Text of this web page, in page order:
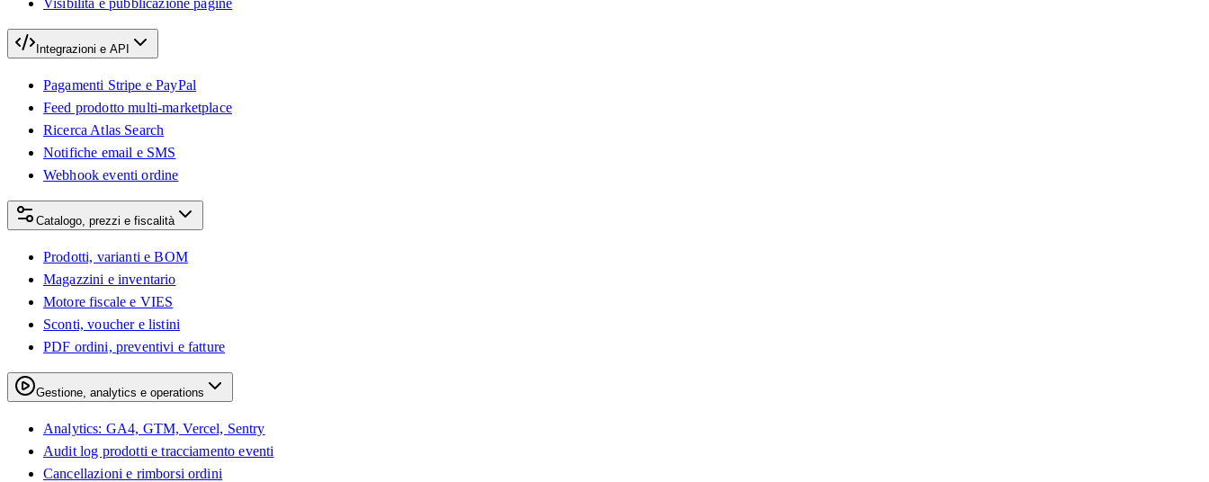
Integrazioni e API
Pagamenti Stripe e PayPal
Feed prodotto multi-marketplace
Ricerca Atlas Search
Notifiche email e SMS
Webhook eventi ordine
Catalogo, prezzi e fiscalità
Prodotti, varianti e BOM
Magazzini e inventario
Motore fiscale e VIES
Sconti, voucher e listini
PDF ordini, preventivi e fatture
Gestione, analytics e operations
Analytics: GA4, GTM, Vercel, Sentry
Audit log prodotti e tracciamento eventi
Cancellazioni e rimborsi ordini